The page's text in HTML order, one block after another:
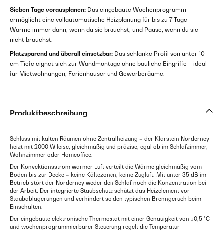
Sieben Tage vorausplanen: Das eingebaute Wochenprogramm
ermöglicht eine vollautomatische Heizplanung für bis zu 7 Tage –
Wärme immer dann, wenn du sie brauchst, und Pause, wenn du sie
nicht brauchst.
Platzsparend und überall einsetzbar: Das schlanke Profil von unter 10
cm Tiefe eignet sich zur Wandmontage ohne bauliche Eingriffe – ideal
für Mietwohnungen, Ferienhäuser und Gewerberäume.
Produktbeschreibung
Schluss mit kalten Räumen ohne Zentralheizung – der Klarstein Norderney
heizt mit 2000 W leise, gleichmäßig und präzise, egal ob im Schlafzimmer,
Wohnzimmer oder Homeoffice.
Der Konvektionsstrom warmer Luft verteilt die Wärme gleichmäßig vom
Boden bis zur Decke – keine Kältezonen, keine Zugluft. Mit unter 35 dB im
Betrieb stört der Norderney weder den Schlaf noch die Konzentration bei
der Arbeit. Der integrierte Staubschutz schützt das Heizelement vor
Staubablagerungen und verhindert so den typischen Brenngeruch beim
Einschalten.
Der eingebaute elektronische Thermostat mit einer Genauigkeit von ±0,5 °C
und wochenprogrammierbarer Steuerung regelt die Temperatur